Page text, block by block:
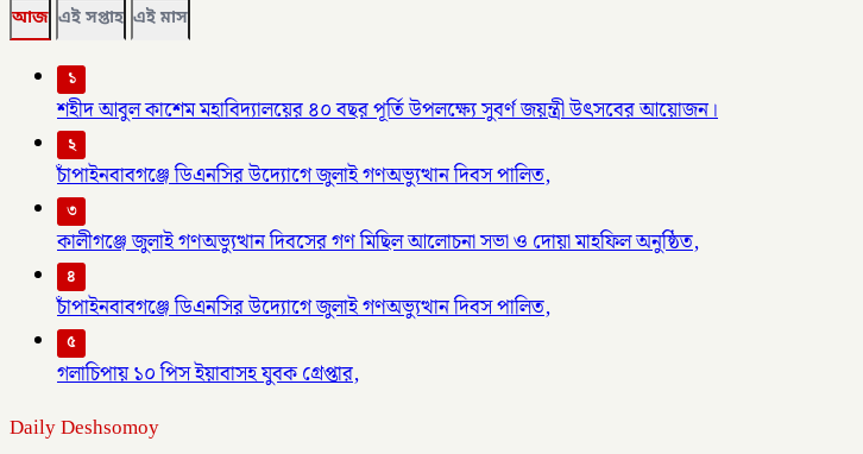
আজ এই সপ্তাহ এই মাস
১
শহীদ আবুল কাশেম মহাবিদ্যালয়ের ৪০ বছর পূর্তি উপলক্ষ্যে সুবর্ণ জয়ন্ত্রী উৎসবের আয়োজন।
২
চাঁপাইনবাবগঞ্জে ডিএনসির উদ্যোগে জুলাই গণঅভ্যুত্থান দিবস পালিত,
৩
কালীগঞ্জে জুলাই গণঅভ্যুত্থান দিবসের গণ মিছিল আলোচনা সভা ও দোয়া মাহফিল অনুষ্ঠিত,
৪
চাঁপাইনবাবগঞ্জে ডিএনসির উদ্যোগে জুলাই গণঅভ্যুত্থান দিবস পালিত,
৫
গলাচিপায় ১০ পিস ইয়াবাসহ যুবক গ্রেপ্তার,
Daily Deshsomoy